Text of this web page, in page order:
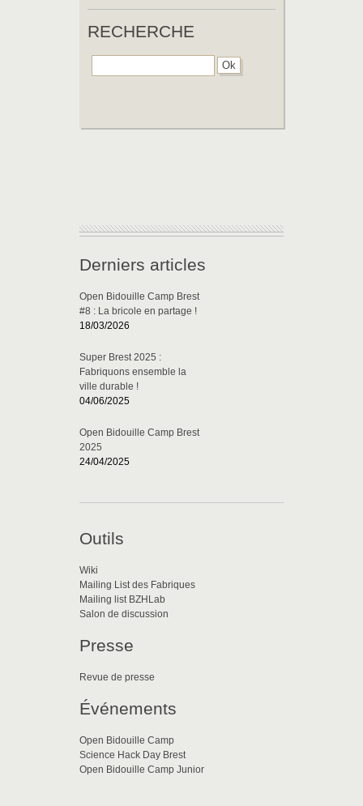
RECHERCHE
Derniers articles
Open Bidouille Camp Brest
#8 : La bricole en partage !
18/03/2026
Super Brest 2025 :
Fabriquons ensemble la
ville durable !
04/06/2025
Open Bidouille Camp Brest
2025
24/04/2025
Outils
Wiki
Mailing List des Fabriques
Mailing list BZHLab
Salon de discussion
Presse
Revue de presse
Événements
Open Bidouille Camp
Science Hack Day Brest
Open Bidouille Camp Junior